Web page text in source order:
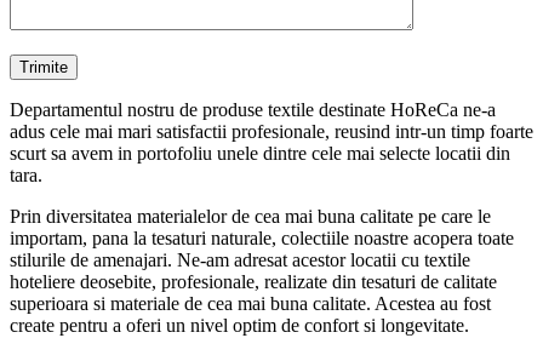
Departamentul nostru de produse textile destinate HoReCa ne-a
adus cele mai mari satisfactii profesionale, reusind intr-un timp foarte
scurt sa avem in portofoliu unele dintre cele mai selecte locatii din
tara.
Prin diversitatea materialelor de cea mai buna calitate pe care le
importam, pana la tesaturi naturale, colectiile noastre acopera toate
stilurile de amenajari. Ne-am adresat acestor locatii cu textile
hoteliere deosebite, profesionale, realizate din tesaturi de calitate
superioara si materiale de cea mai buna calitate. Acestea au fost
create pentru a oferi un nivel optim de confort si longevitate.